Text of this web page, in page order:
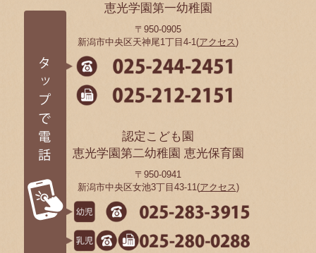
恵光学園第一幼稚園
〒950-0905
新潟市中央区天神尾1丁目4-1(アクセス)
認定こども園
恵光学園第二幼稚園 恵光保育園
〒950-0941
新潟市中央区女池3丁目43-11(アクセス)